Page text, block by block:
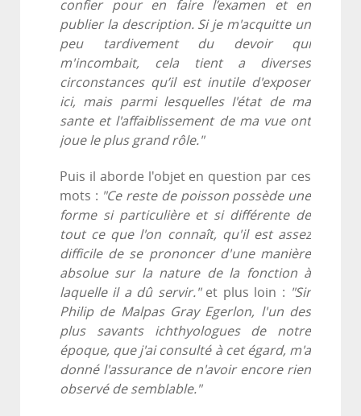
confier pour en faire l’examen et en
publier la description. Si je m'acquitte un
peu tardivement du devoir qui
m'incombait, cela tient a diverses
circonstances qu’il est inutile d'exposer
ici, mais parmi lesquelles I'état de ma
sante et l'affaiblissement de ma vue ont
joue le plus grand rôle."
Puis il aborde l'objet en question par ces
mots : "Ce reste de poisson possède une
forme si particulière et si différente de
tout ce que l'on connaît, qu'il est assez
difficile de se prononcer d'une manière
absolue sur la nature de la fonction à
laquelle il a dû servir." et plus loin : "Sir
Philip de Malpas Gray Egerlon, l'un des
plus savants ichthyologues de notre
époque, que j'ai consulté à cet égard, m'a
donné l'assurance de n'avoir encore rien
observé de semblable."